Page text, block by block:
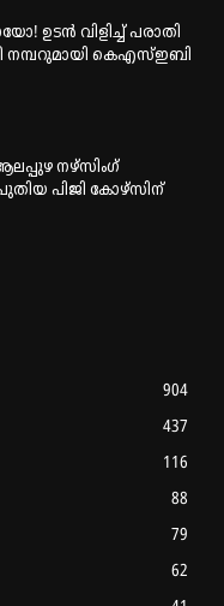
ഉടന്‍ വിളിച്ച് പരാതി
നമ്പറുമായി കെഎസ്ഇബി
നഴ്‌സിംഗ്
പിജി കോഴ്‌സിന്
904
437
116
88
79
62